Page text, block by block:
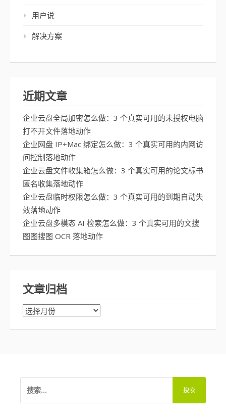
用户说
解决方案
近期文章
企业云盘全局加密怎么做：3 个真实可用的未授权电脑
打不开文件落地动作
企业网盘 IP+Mac 绑定怎么做：3 个真实可用的内网访
问控制落地动作
企业云盘文件收集箱怎么做：3 个真实可用的论文标书
匿名收集落地动作
企业云盘临时权限怎么做：3 个真实可用的到期自动失
效落地动作
企业云盘多模态 AI 检索怎么做：3 个真实可用的文搜
图图搜图 OCR 落地动作
文章归档
文
归
索：